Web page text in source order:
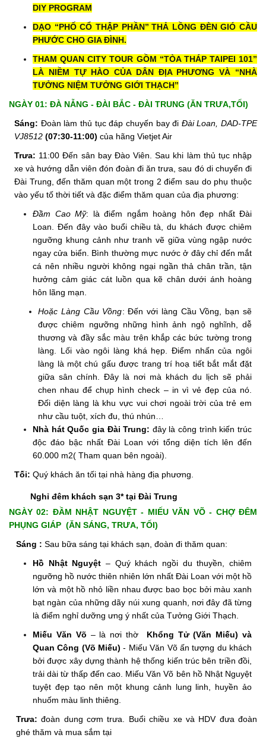
DIY PROGRAM
DẠO “PHỐ CỔ THẬP PHẦN’’ THẢ LỒNG ĐÈN GIÓ CẦU
PHƯỚC CHO GIA ĐÌNH.
THAM QUAN CITY TOUR GỒM “TÒA THÁP TAIPEI 101’’
LÀ NIỀM TỰ HÀO CỦA DÂN ĐỊA PHƯƠNG VÀ “NHÀ
TƯỞNG NIỆM TƯỞNG GIỚI THẠCH’’
NGÀY 01: ĐÀ NẴNG - ĐÀI BẮC - ĐÀI TRUNG (ĂN TRƯA,TỐI)
Sáng: Đoàn làm thủ tục đáp chuyến bay đi Đài Loan, DAD-TPE
VJ8512(07:30-11:00)của hãng Vietjet Air
Trưa: 11:00 Đến sân bay Đào Viên. Sau khi làm thủ tục nhập
xe và hướng dẫn viên đón đoàn đi ăn trưa, sau đó di chuyển đi
Đài Trung, đến thăm quan một trong 2 điểm sau do phụ thuộc
vào yếu tố thời tiết và đặc điểm thăm quan của địa phương:
Đầm Cao Mỹ: là điểm ngắm hoàng hôn đẹp nhất Đài
Loan. Đến đây vào buổi chiều tà, du khách được chiêm
ngưỡng khung cảnh như tranh vẽ giữa vùng ngập nước
ngay cửa biển. Bình thường mực nước ở đây chỉ đến mắt
cá nên nhiều người không ngại ngần thả chân trần, tận
hưởng cảm giác cát luồn qua kẽ chân dưới ánh hoàng
hôn lãng mạn.
Hoặc Làng Cầu Vồng: Đến với làng Cầu Vồng, bạn sẽ
được chiêm ngưỡng những hình ảnh ngộ nghĩnh, dễ
thương và đầy sắc màu trên khắp các bức tường trong
làng. Lối vào ngôi làng khá hẹp. Điểm nhấn của ngôi
làng là một chú gấu được trang trí hoạ tiết bắt mắt đặt
giữa sân chính. Đây là nơi mà khách du lịch sẽ phải
chen nhau để chụp hình check – in vì vẻ đẹp của nó.
Đối diện làng là khu vực vui chơi ngoài trời của trẻ em
như cầu tuột, xích đu, thú nhún…
Nhà hát Quốc gia Đài Trung: đây là công trình kiến trúc
độc đáo bậc nhất Đài Loan với tổng diện tích lên đến
60.000 m2( Tham quan bên ngoài).
Tối:Quý khách ăn tối tại nhà hàng địa phương.
Nghỉ đêm khách sạn 3* tại Đài Trung
NGÀY 02: ĐẦM NHẬT NGUYỆT - MIẾU VĂN VÕ - CHỢ ĐÊM
PHỤNG GIÁP (ĂN SÁNG, TRƯA, TỐI)
Sáng : Sau bữa sáng tại khách sạn, đoàn đi thăm quan:
Hồ Nhật Nguyệt – Quý khách ngồi du thuyền, chiêm
ngưỡng hồ nước thiên nhiên lớn nhất Đài Loan với một hồ
lớn và một hồ nhỏ liền nhau được bao bọc bởi màu xanh
bạt ngàn của những dãy núi xung quanh, nơi đây đã từng
là điểm nghỉ dưỡng ưng ý nhất của Tưởng Giới Thạch.
Miếu Văn Võ – là nơi thờ Khổng Tử (Văn Miếu) và
Quan Công (Võ Miếu)- Miếu Văn Võ ấn tượng du khách
bởi được xây dựng thành hệ thống kiến trúc bên triền đồi,
trải dài từ thấp đến cao. Miếu Văn Võ bên hồ Nhật Nguyệt
tuyệt đẹp tạo nên một khung cảnh lung linh, huyền ảo
nhuốm màu linh thiêng.
Trưa: đoàn dung cơm trưa. Buổi chiều xe và HDV đưa đoàn
ghé thăm và mua sắm tại